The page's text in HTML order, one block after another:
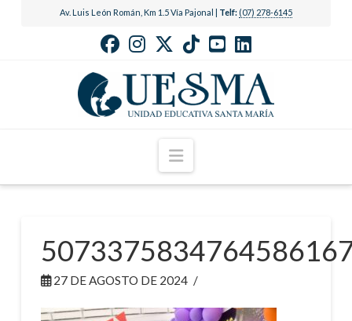
Av. Luis León Román, Km 1.5 Vía Pajonal | Telf: (07) 278-6145
Navigation
27 DE AGOSTO DE 2024